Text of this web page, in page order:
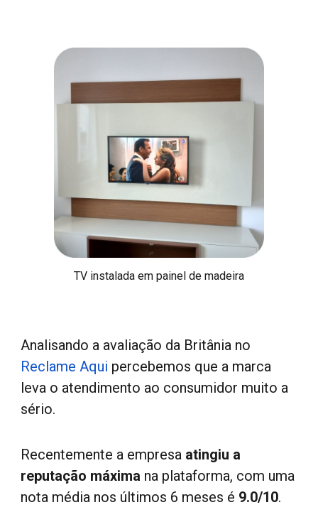
TV instalada em painel de madeira
Analisando a avaliação da Britânia no
Reclame Aqui percebemos que a marca
leva o atendimento ao consumidor muito a
sério.
Recentemente a empresa atingiu a
reputação máxima na plataforma, com uma
nota média nos últimos 6 meses é 9.0/10.